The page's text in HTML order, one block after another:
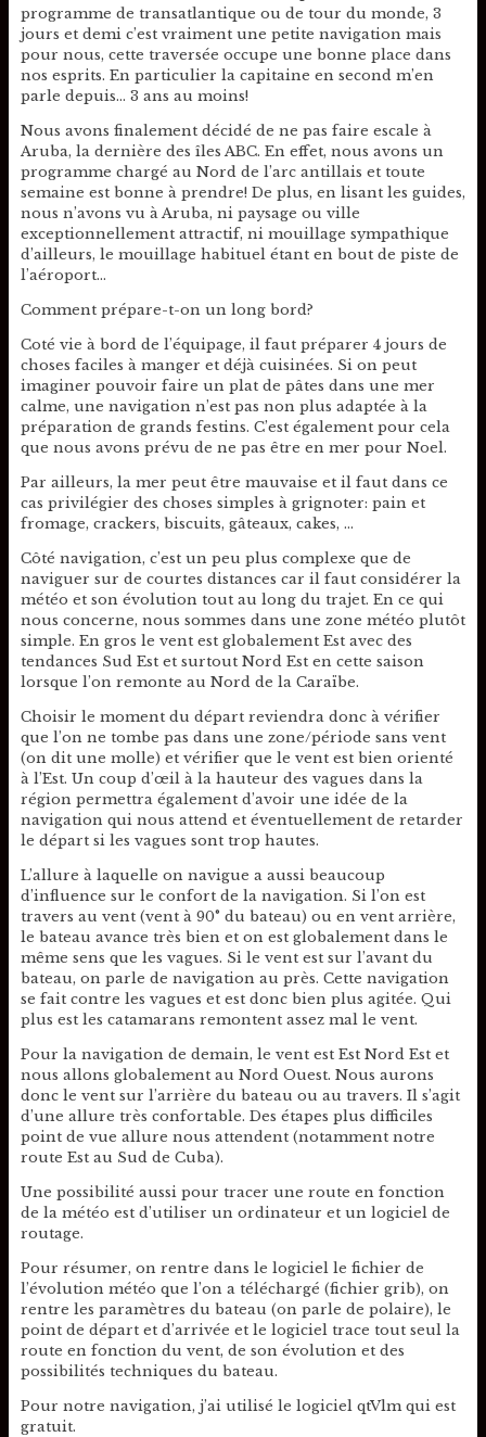
programme de transatlantique ou de tour du monde, 3
jours et demi c’est vraiment une petite navigation mais
pour nous, cette traversée occupe une bonne place dans
nos esprits. En particulier la capitaine en second m’en
parle depuis… 3 ans au moins!
Nous avons finalement décidé de ne pas faire escale à
Aruba, la dernière des îles ABC. En effet, nous avons un
programme chargé au Nord de l’arc antillais et toute
semaine est bonne à prendre! De plus, en lisant les guides,
nous n’avons vu à Aruba, ni paysage ou ville
exceptionnellement attractif, ni mouillage sympathique
d’ailleurs, le mouillage habituel étant en bout de piste de
l’aéroport…
Comment prépare-t-on un long bord?
Coté vie à bord de l’équipage, il faut préparer 4 jours de
choses faciles à manger et déjà cuisinées. Si on peut
imaginer pouvoir faire un plat de pâtes dans une mer
calme, une navigation n’est pas non plus adaptée à la
préparation de grands festins. C’est également pour cela
que nous avons prévu de ne pas être en mer pour Noel.
Par ailleurs, la mer peut être mauvaise et il faut dans ce
cas privilégier des choses simples à grignoter: pain et
fromage, crackers, biscuits, gâteaux, cakes, …
Côté navigation, c’est un peu plus complexe que de
naviguer sur de courtes distances car il faut considérer la
météo et son évolution tout au long du trajet. En ce qui
nous concerne, nous sommes dans une zone météo plutôt
simple. En gros le vent est globalement Est avec des
tendances Sud Est et surtout Nord Est en cette saison
lorsque l’on remonte au Nord de la Caraïbe.
Choisir le moment du départ reviendra donc à vérifier
que l’on ne tombe pas dans une zone/période sans vent
(on dit une molle) et vérifier que le vent est bien orienté
à l’Est. Un coup d’œil à la hauteur des vagues dans la
région permettra également d’avoir une idée de la
navigation qui nous attend et éventuellement de retarder
le départ si les vagues sont trop hautes.
L’allure à laquelle on navigue a aussi beaucoup
d’influence sur le confort de la navigation. Si l’on est
travers au vent (vent à 90° du bateau) ou en vent arrière,
le bateau avance très bien et on est globalement dans le
même sens que les vagues. Si le vent est sur l’avant du
bateau, on parle de navigation au près. Cette navigation
se fait contre les vagues et est donc bien plus agitée. Qui
plus est les catamarans remontent assez mal le vent.
Pour la navigation de demain, le vent est Est Nord Est et
nous allons globalement au Nord Ouest. Nous aurons
donc le vent sur l’arrière du bateau ou au travers. Il s’agit
d’une allure très confortable. Des étapes plus difficiles
point de vue allure nous attendent (notamment notre
route Est au Sud de Cuba).
Une possibilité aussi pour tracer une route en fonction
de la météo est d’utiliser un ordinateur et un logiciel de
routage.
Pour résumer, on rentre dans le logiciel le fichier de
l’évolution météo que l’on a téléchargé (fichier grib), on
rentre les paramètres du bateau (on parle de polaire), le
point de départ et d’arrivée et le logiciel trace tout seul la
route en fonction du vent, de son évolution et des
possibilités techniques du bateau.
Pour notre navigation, j’ai utilisé le logiciel qtVlm qui est
gratuit.